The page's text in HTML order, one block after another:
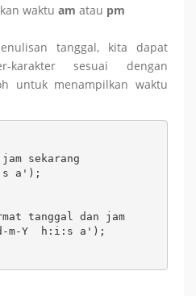
waktu am atau pm
tanggal, kita dapat
karakter sesuai dengan
untuk menampilkan waktu
sekarang
a');
tanggal dan jam
m-Y  h:i:s a');